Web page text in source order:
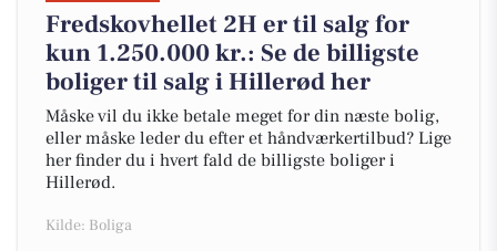
Fredskovhellet 2H er til salg for
kun 1.250.000 kr.: Se de billigste
boliger til salg i Hillerød her
Måske vil du ikke betale meget for din næste bolig,
eller måske leder du efter et håndværkertilbud? Lige
her finder du i hvert fald de billigste boliger i
Hillerød.
Kilde: Boliga